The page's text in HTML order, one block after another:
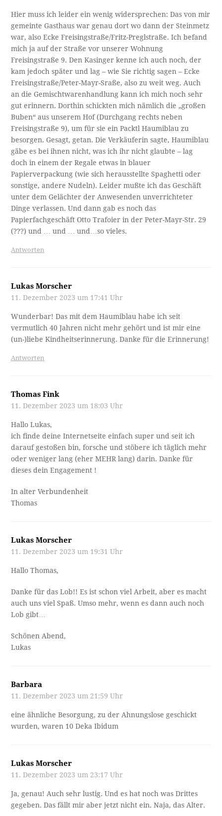
Hier muss ich leider ein wenig widersprechen: Das von mir
gemeinte Gasthaus war genau dort wo dann der Steinmetz
war, also Ecke Freisingstraße/Fritz-Preglstraße. Ich befand
mich ja auf der Straße vor unserer Wohnung
Freisingstraße 9. Den Kasinger kenne ich auch noch, der
kam jedoch später und lag – wie Sie richtig sagen – Ecke
Freisingstraße/Peter-Mayr-Sraße, also zu weit weg. Auch
an die Gemischtwarenhandlung kann ich mich noch sehr
gut erinnern. Dorthin schickten mich nämlich die „großen
Buben“ aus unserem Hof (Durchgang rechts neben
Freisingstraße 9), um für sie ein Packtl Haumiblau zu
besorgen. Gesagt, getan. Die Verkäuferin sagte, Haumiblau
gäbe es bei ihnen nicht, was ich ihr nicht glaubte – lag
doch in einem der Regale etwas in blauer
Papierverpackung (wie sich herausstellte Spaghetti oder
sonstige, andere Nudeln). Leider mußte ich das Geschäft
unter dem Gelächter der Anwesenden unverrichteter
Dinge verlassen. Und dann gab es noch das
Papierfachgeschäft Otto Trafoier in der Peter-Mayr-Str. 29
(???) und … und … und…so vieles.
Antworten
Lukas Morscher
11. Dezember 2023 um 17:41 Uhr
Wunderbar! Das mit dem Haumiblau habe ich seit
vermutlich 40 Jahren nicht mehr gehört und ist mir eine
(un-)liebe Kindheitserinnerung. Danke für die Erinnerung!
Antworten
Thomas Fink
11. Dezember 2023 um 18:03 Uhr
Hallo Lukas,
ich finde deine Internetseite einfach super und seit ich
darauf gestoßen bin, forsche und stöbere ich täglich mehr
oder weniger lang (eher MEHR lang) darin. Danke für
dieses dein Engagement !
In alter Verbundenheit
Thomas
Lukas Morscher
11. Dezember 2023 um 19:31 Uhr
Hallo Thomas,
Danke für das Lob!! Es ist schon viel Arbeit, aber es macht
auch uns viel Spaß. Umso mehr, wenn es dann auch noch
Lob gibt…
Schönen Abend,
Lukas
Barbara
11. Dezember 2023 um 21:59 Uhr
eine ähnliche Besorgung, zu der Ahnungslose geschickt
wurden, waren 10 Deka Ibidum
Lukas Morscher
11. Dezember 2023 um 23:17 Uhr
Ja, genau! Auch sehr lustig. Und es hat noch was Drittes
gegeben. Das fällt mir aber jetzt nicht ein. Naja, das Alter.